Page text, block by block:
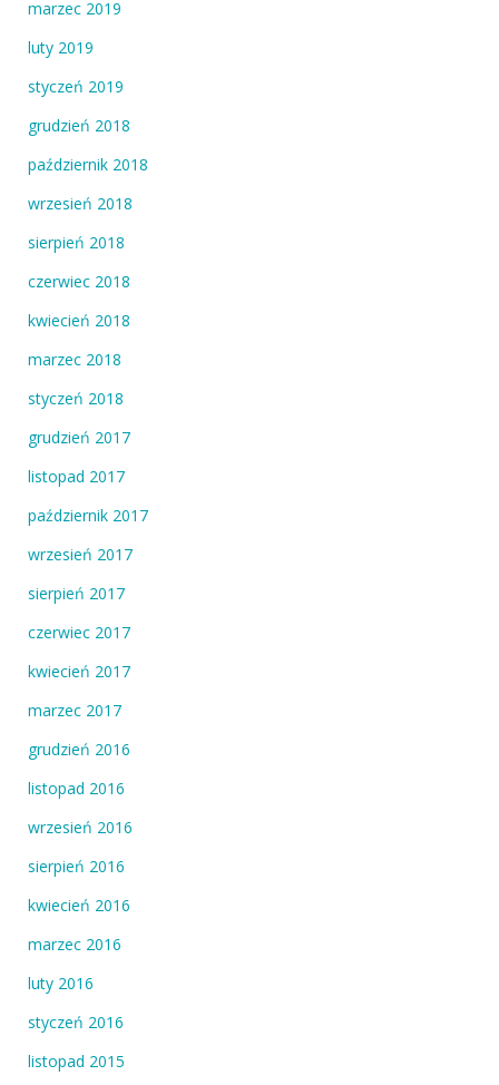
marzec 2019
luty 2019
styczeń 2019
grudzień 2018
październik 2018
wrzesień 2018
sierpień 2018
czerwiec 2018
kwiecień 2018
marzec 2018
styczeń 2018
grudzień 2017
listopad 2017
październik 2017
wrzesień 2017
sierpień 2017
czerwiec 2017
kwiecień 2017
marzec 2017
grudzień 2016
listopad 2016
wrzesień 2016
sierpień 2016
kwiecień 2016
marzec 2016
luty 2016
styczeń 2016
listopad 2015